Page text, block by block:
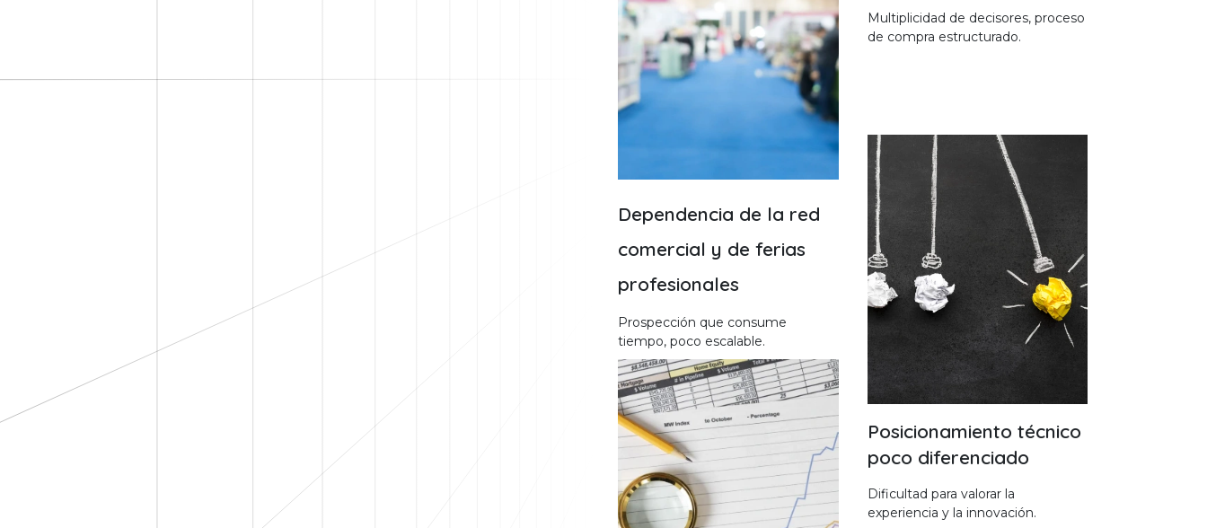
Dependencia de la red
comercial y de ferias
profesionales
Prospección que consume
tiempo, poco escalable.
Multiplicidad de decisores, proceso
de compra estructurado.
Posicionamiento técnico
poco diferenciado
Dificultad para valorar la
experiencia y la innovación.